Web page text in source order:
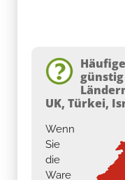
UK, Türkei,
Wenn
Sie
die
Ware